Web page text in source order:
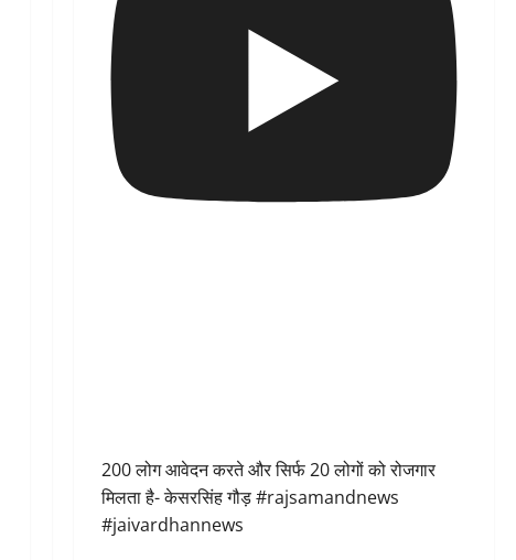
200 लोग आवेदन करते और सिर्फ 20 लोगों को रोजगार
मिलता है- केसरसिंह गौड़ #rajsamandnews
#jaivardhannews